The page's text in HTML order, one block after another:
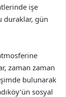
işe
duraklar, gün
zaman zaman
bulunarak
sosyal